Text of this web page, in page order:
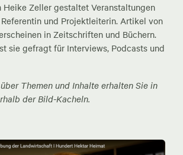
Heike Zeller gestaltet Veranstaltungen
und Projektleiterin. Artikel von
in Zeitschriften und Büchern.
sie gefragt für Interviews, Podcasts und
Themen und Inhalte erhalten Sie in
der Bild-Kacheln.